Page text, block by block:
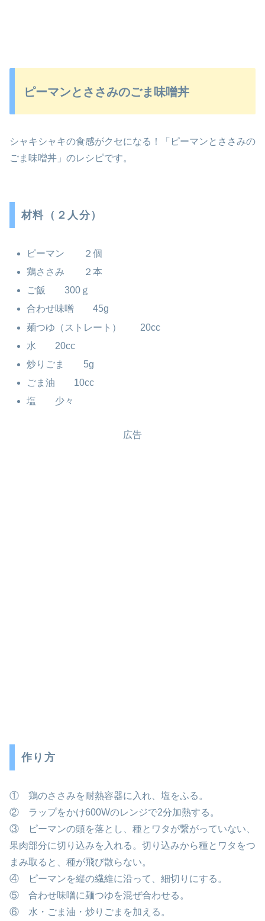
ピーマンとささみのごま味噌丼
シャキシャキの食感がクセになる！「ピーマンとささみの
ごま味噌丼」のレシピです。
材料（２人分）
ピーマン ２個
鶏ささみ ２本
ご飯 300ｇ
合わせ味噌 45g
麺つゆ（ストレート） 20cc
水 20cc
炒りごま 5g
ごま油 10cc
塩 少々
広告
作り方
① 鶏のささみを耐熱容器に入れ、塩をふる。
② ラップをかけ600Wのレンジで2分加熱する。
③ ピーマンの頭を落とし、種とワタが繋がっていない、
果肉部分に切り込みを入れる。切り込みから種とワタをつ
まみ取ると、種が飛び散らない。
④ ピーマンを縦の繊維に沿って、細切りにする。
⑤ 合わせ味噌に麺つゆを混ぜ合わせる。
⑥ 水・ごま油・炒りごまを加える。